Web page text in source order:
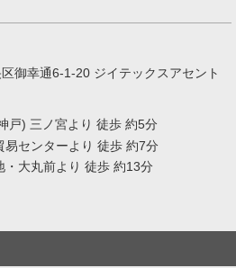
御幸通6-1-20 ジイテックスアセント
戸) 三ノ宮より 徒歩 約5分
易センターより 徒歩 約7分
・大丸前より 徒歩 約13分